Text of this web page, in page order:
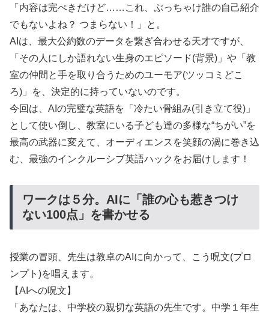
「内容は完ぺきだけど……これ、ぶっちゃけ誰の自己紹介
でもないよね？ つまらない！」と。
AIは、最大公約数のデータを繋ぎ合わせる天才ですが、
「その人にしか語れない生身のエピソード(背景)」や「教
室の仲間と手を取り合うためのユーモア(ツッコミどこ
ろ)」を、決定的に持っていないのです。
今回は、AIの完璧な英語を「冷たい骨組み(引き立て役)」
として使い倒し、教室にいる子ども達の多様な“ちがい”を
最高の武器に変えて、オーディエンスを笑顔の渦に巻き込
む、最強のインクルーシブ英語ハックをお届けします！
ワークは５分。AIに「誰の心も惹きつけ
ない100点」を書かせる
授業の冒頭、先生は教卓のAIに向かって、こう呪文(プロ
ンプト)を唱えます。
【AIへの呪文】
「あなたは、中学校の親切な英語の先生です。中学１年生